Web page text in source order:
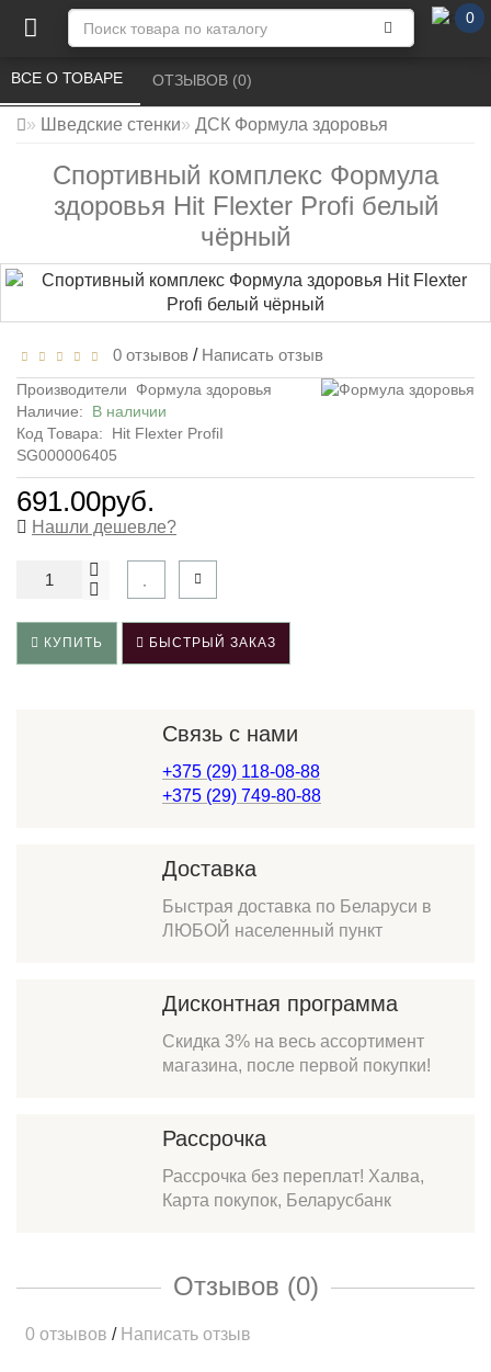
0
Шведские стенки ДСК Формула здоровья
Спортивный комплекс Формула
здоровья Hit Flexter Profi белый
чёрный
ВСЕ О ТОВАРЕ ОТЗЫВОВ (0)
0 отзывов / Написать отзыв
Производители
Формула здоровья
Наличие: В наличии
Код Товара:
Hit Flexter ProfiI
SG000006405
691.00руб.
Нашли дешевле?
КУПИТЬ БЫСТРЫЙ ЗАКАЗ
Связь с нами
+375 (29) 118-08-88
+375 (29) 749-80-88
Доставка
Быстрая доставка по Беларуси в
ЛЮБОЙ населенный пункт
Дисконтная программа
Скидка 3% на весь ассортимент
магазина, после первой покупки!
Рассрочка
Рассрочка без переплат! Халва,
Карта покупок, Беларусбанк
Отзывов (0)
0 отзывов / Написать отзыв